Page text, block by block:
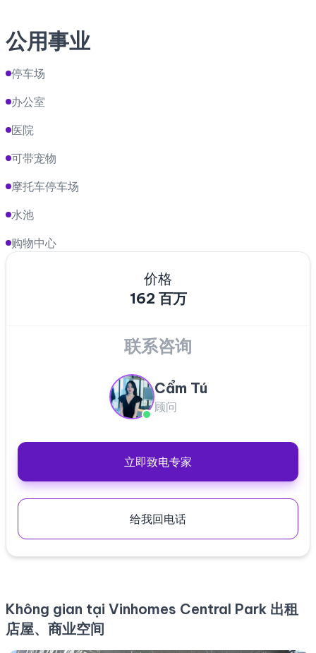
公用事业
停车场
办公室
医院
可带宠物
摩托车停车场
水池
购物中心
价格
162 百万
联系咨询
Cẩm Tú
顾问
立即致电专家
给我回电话
Không gian tại Vinhomes Central Park 出租
店屋、商业空间